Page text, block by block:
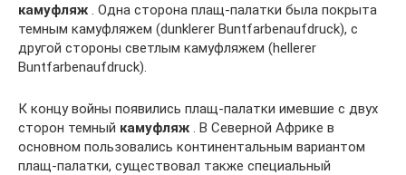
камуфляж . Одна сторона плащ-палатки была покрыта
темным камуфляжем (dunklerer Buntfarbenaufdruck), с
другой стороны светлым камуфляжем (hellerer
Buntfarbenaufdruck).
К концу войны появились плащ-палатки имевшие с двух
сторон темный камуфляж . В Северной Африке в
основном пользовались континентальным вариантом
плащ-палатки, существовал также специальный